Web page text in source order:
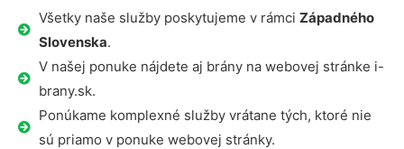
Všetky naše služby poskytujeme v rámci Západného
Slovenska.
V našej ponuke nájdete aj brány na webovej stránke i-
brany.sk.
Ponúkame komplexné služby vrátane tých, ktoré nie
sú priamo v ponuke webovej stránky.